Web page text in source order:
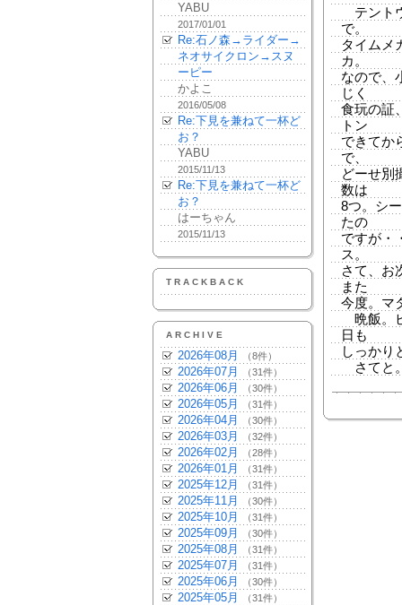
YABU
2017/01/01
Re:石ノ森→ライダー→
ネオサイクロン→スヌ
ーピー
かよこ
2016/05/08
Re:下見を兼ねて一杯ど
お？
YABU
2015/11/13
Re:下見を兼ねて一杯ど
お？
はーちゃん
2015/11/13
TRACKBACK
ARCHIVE
2026年08月 （8件）
2026年07月 （31件）
2026年06月 （30件）
2026年05月 （31件）
2026年04月 （30件）
2026年03月 （32件）
2026年02月 （28件）
2026年01月 （31件）
2025年12月 （31件）
2025年11月 （30件）
2025年10月 （31件）
2025年09月 （30件）
2025年08月 （31件）
2025年07月 （31件）
2025年06月 （30件）
2025年05月 （31件）
テント
で。
タイムメ
カ。
なので、
じく
食玩の証
トン
できてか
で、
どーせ別
数は
8つ。シ
たの
ですが・
ス。
さて、お
また
今度。マ
晩飯。
日も
しっかり
さてと